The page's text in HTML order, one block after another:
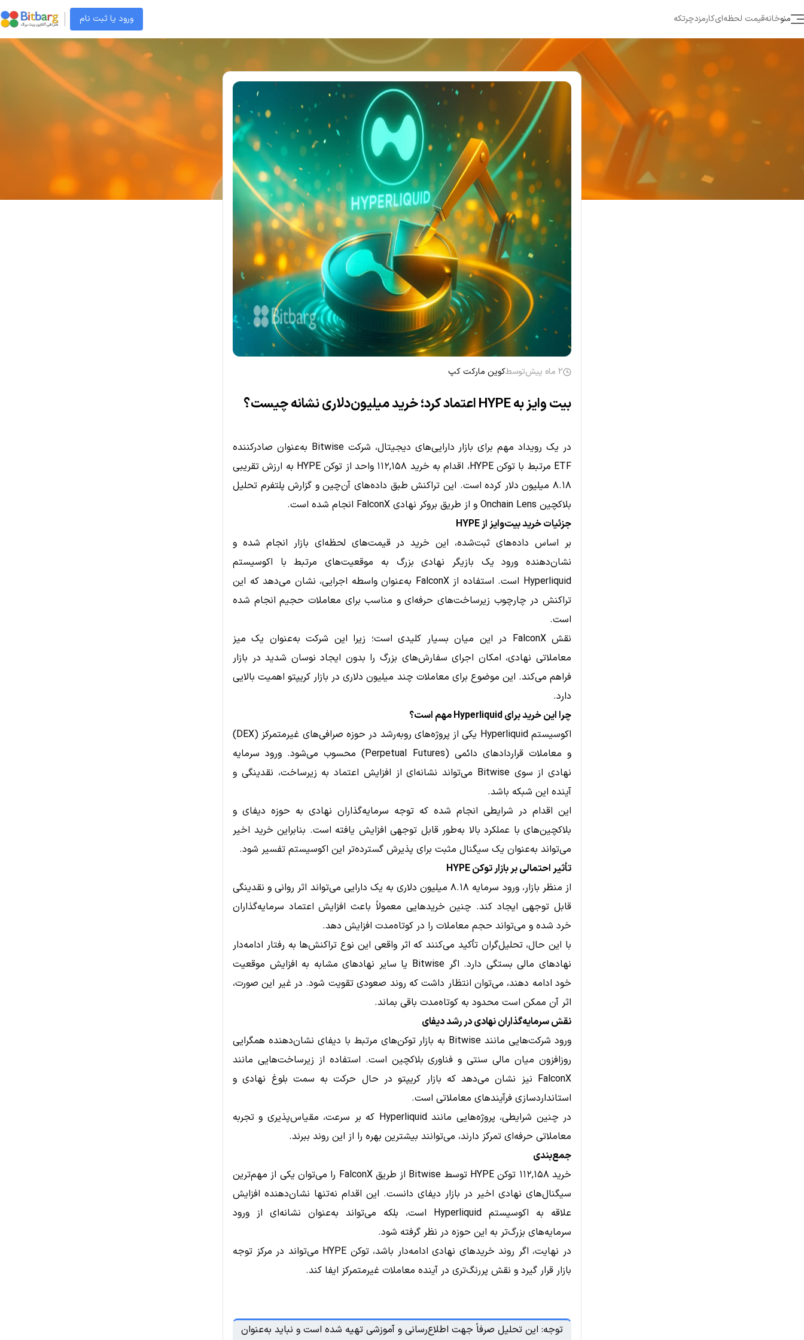
ورود یا ثبت نام چرتکهکارمزدقیمت لحظه‌ایخانهمنو
2 ماه پیش توسطکوین مارکت کپ
بیت وایز به HYPE اعتماد کرد؛ خرید میلیون‌دلاری نشانه چیست؟
در یک رویداد مهم برای بازار دارایی‌های دیجیتال، شرکتBitwise به‌عنوان صادرکننده
ETF مرتبط با توکن HYPE، اقدام به خرید ۱۱۲,۱۵۸ واحد از توکن
HYPE به ارزش تقریبی
۸.۱۸ میلیون دلار کرده است. این تراکنش طبق داده‌های آن‌چین و گزارش پلتفرم تحلیل
بلاکچین Onchain Lens و از طریق بروکر نهادی FalconX انجام شده است.
جزئیات خرید بیت‌وایز از HYPE
بر اساس داده‌های ثبت‌شده، این خرید در قیمت‌های لحظه‌ای بازار انجام شده و
نشان‌دهنده ورود یک بازیگر نهادی بزرگ به موقعیت‌های مرتبط با اکوسیستم
Hyperliquid است. استفاده از FalconX به‌عنوان واسطه اجرایی، نشان می‌دهد که این
تراکنش در چارچوب زیرساخت‌های حرفه‌ای و مناسب برای معاملات حجیم انجام شده
است.
نقش FalconX در این میان بسیار کلیدی است؛ زیرا این شرکت به‌عنوان یک میز
معاملاتی نهادی، امکان اجرای سفارش‌های بزرگ را بدون ایجاد نوسان شدید در بازار
فراهم می‌کند. این موضوع برای معاملات چند میلیون دلاری در بازار کریپتو اهمیت بالایی
دارد.
چرا این خرید برای Hyperliquid مهم است؟
اکوسیستمHyperliquid
یکی از پروژه‌های رو‌به‌رشد در حوزه صرافی‌های غیرمتمرکز (DEX)
و معاملات قراردادهای دائمی (Perpetual Futures) محسوب می‌شود. ورود سرمایه
نهادی از سوی Bitwise می‌تواند نشانه‌ای از افزایش اعتماد به زیرساخت، نقدینگی و
آینده این شبکه باشد.
این اقدام در شرایطی انجام شده که توجه سرمایه‌گذاران نهادی به حوزه دیفای و
بلاکچین‌های با عملکرد بالا به‌طور قابل توجهی افزایش یافته است. بنابراین خرید اخیر
می‌تواند به‌عنوان یک سیگنال مثبت برای پذیرش گسترده‌تر این اکوسیستم تفسیر شود.
تأثیر احتمالی بر بازار توکن HYPE
از منظر بازار، ورود سرمایه ۸.۱۸ میلیون دلاری به یک دارایی می‌تواند اثر روانی و نقدینگی
قابل توجهی ایجاد کند. چنین خریدهایی معمولاً باعث افزایش اعتماد سرمایه‌گذاران
خرد شده و می‌تواند حجم معاملات را در کوتاه‌مدت افزایش دهد.
با این حال، تحلیل‌گران تأکید می‌کنند که اثر واقعی این نوع تراکنش‌ها به رفتار ادامه‌دار
نهادهای مالی بستگی دارد. اگر Bitwise یا سایر نهادهای مشابه به افزایش موقعیت
خود ادامه دهند، می‌توان انتظار داشت که روند صعودی تقویت شود. در غیر این صورت،
اثر آن ممکن است محدود به کوتاه‌مدت باقی بماند.
نقش سرمایه‌گذاران نهادی در رشد دیفای
ورود شرکت‌هایی مانند Bitwise به بازار توکن‌های مرتبط با دیفای نشان‌دهنده همگرایی
روزافزون میان مالی سنتی و فناوری بلاکچین است. استفاده از زیرساخت‌هایی مانند
FalconX نیز نشان می‌دهد که بازار کریپتو در حال حرکت به سمت بلوغ نهادی و
استانداردسازی فرآیندهای معاملاتی است.
در چنین شرایطی، پروژه‌هایی مانند Hyperliquid که بر سرعت، مقیاس‌پذیری و تجربه
معاملاتی حرفه‌ای تمرکز دارند، می‌توانند بیشترین بهره را از این روند ببرند.
جمع‌بندی
خرید ۱۱۲,۱۵۸ توکن HYPE توسط
Bitwise از طریقFalconX را می‌توان یکی از مهم‌ترین
سیگنال‌های نهادی اخیر در بازار دیفای دانست. این اقدام نه‌تنها نشان‌دهنده افزایش
علاقه به اکوسیستم Hyperliquid است، بلکه می‌تواند به‌عنوان نشانه‌ای از ورود
سرمایه‌های بزرگ‌تر به این حوزه در نظر گرفته شود.
در نهایت، اگر روند خریدهای نهادی ادامه‌دار باشد، توکن HYPE می‌تواند در مرکز توجه
بازار قرار گیرد و نقش پررنگ‌تری در آینده معاملات غیرمتمرکز ایفا کند.
توجه: این تحلیل صرفاً جهت اطلاع‌رسانی و آموزشی تهیه شده است و نباید به‌عنوان